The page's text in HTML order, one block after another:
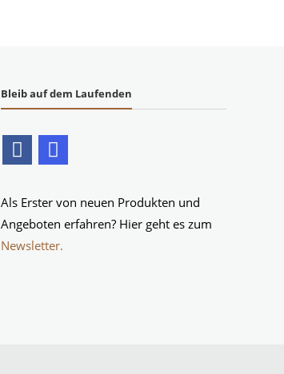
Bleib auf dem Laufenden
Als Erster von neuen Produkten und
Angeboten erfahren? Hier geht es zum
Newsletter.